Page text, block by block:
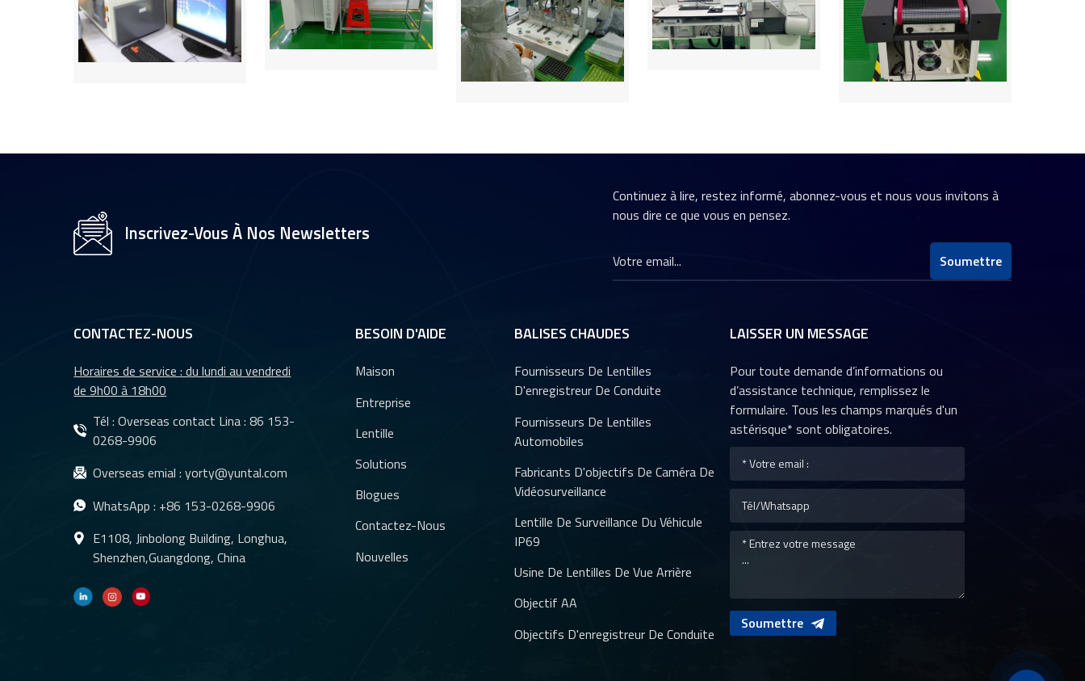
Inscrivez-Vous À Nos Newsletters
Continuez à lire, restez informé, abonnez-vous et nous vous invitons à
nous dire ce que vous en pensez.
Soumettre
CONTACTEZ-NOUS
Horaires de service : du lundi au vendredi
de 9h00 à 18h00
Tél : Overseas contact Lina :86 153-
0268-9906
Overseas emial :yorty@yuntal.com
WhatsApp : +86 153-0268-9906
E1108, Jinbolong Building, Longhua,
Shenzhen,Guangdong, China
BESOIN D'AIDE
Maison
Entreprise
Lentille
Solutions
Blogues
Contactez-Nous
Nouvelles
BALISES CHAUDES
Fournisseurs De Lentilles
D'enregistreur De Conduite
Fournisseurs De Lentilles
Automobiles
Fabricants D'objectifs De Caméra De
Vidéosurveillance
Lentille De Surveillance Du Véhicule
IP69
Usine De Lentilles De Vue Arrière
Objectif AA
Objectifs D'enregistreur De Conduite
LAISSER UN MESSAGE
Pour toute demande d’informations ou
d’assistance technique, remplissez le
formulaire. Tous les champs marqués d'un
astérisque* sont obligatoires.
Soumettre